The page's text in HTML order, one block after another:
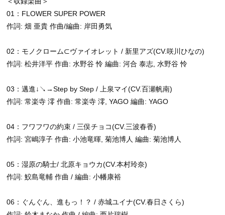
01：FLOWER SUPER POWER
作詞: 畑 亜貴 作曲/編曲: 岸田勇気
02：モノクローム⊂ヴァイオレット / 新里アズ(CV.咲川ひなの)
作詞: 松井洋平 作曲: 水野谷 怜 編曲: 河合 泰志, 水野谷 怜
03：邁進↓↘→Step by Step / 上泉マイ(CV.百瀬帆南)
作詞: 常楽寺 澪 作曲: 常楽寺 澪, YAGO 編曲: YAGO
04：フワフワの約束 / 三俣チョコ(CV.三波春香)
作詞: 宮嶋淳子 作曲: 小池竜暉, 菊池博人 編曲: 菊池博人
05：湿原の騎士/ 北原キョウカ(CV.本村玲奈)
作詞: 鮫島竜輔 作曲 / 編曲: 小幡康裕
06：ぐんぐん、進もっ！？ / 赤城ユイナ(CV.春日さくら)